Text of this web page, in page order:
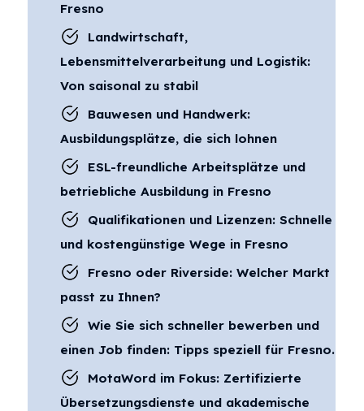
Fresno
Landwirtschaft,
Lebensmittelverarbeitung und Logistik:
Von saisonal zu stabil
Bauwesen und Handwerk:
Ausbildungsplätze, die sich lohnen
ESL-freundliche Arbeitsplätze und
betriebliche Ausbildung in Fresno
Qualifikationen und Lizenzen: Schnelle
und kostengünstige Wege in Fresno
Fresno oder Riverside: Welcher Markt
passt zu Ihnen?
Wie Sie sich schneller bewerben und
einen Job finden: Tipps speziell für Fresno.
MotaWord im Fokus: Zertifizierte
Übersetzungsdienste und akademische